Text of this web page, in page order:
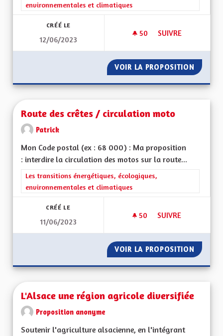
environnementales et climatiques
CRÉÉ LE
12/06/2023
50 50 ABONNÉS
SUIVRE
VOIR LA PROPOSITION
Route des crêtes / circulation moto
Patrick
Mon Code postal (ex : 68 000) : Ma proposition
: interdire la circulation des motos sur la route...
Filtrer les résultats de la catégorie : Les transitions
Les transitions énergétiques, écologiques,
environnementales et climatiques
CRÉÉ LE
11/06/2023
50 50 ABONNÉS
SUIVRE
VOIR LA PROPOSITION
L'Alsace une région agricole diversifiée
Proposition anonyme
Soutenir l'agriculture alsacienne, en l'intégrant